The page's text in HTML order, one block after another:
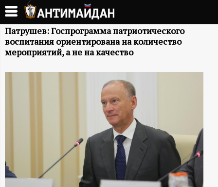
Перейти
основному
содержанию
А
Н
Т
Й
Патрушев: Госпрограмма патриотического
воспитания ориентирована на количество
мероприятий, а не на качество